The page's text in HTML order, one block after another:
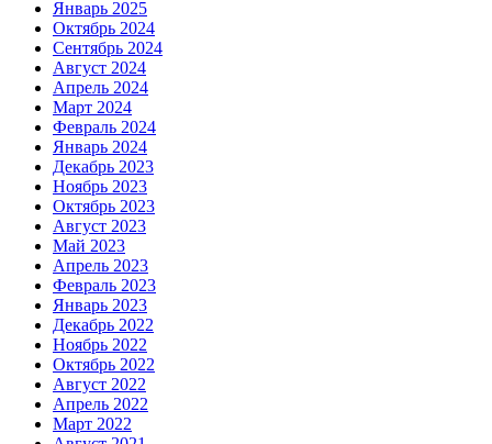
Январь 2025
Октябрь 2024
Сентябрь 2024
Август 2024
Апрель 2024
Март 2024
Февраль 2024
Январь 2024
Декабрь 2023
Ноябрь 2023
Октябрь 2023
Август 2023
Май 2023
Апрель 2023
Февраль 2023
Январь 2023
Декабрь 2022
Ноябрь 2022
Октябрь 2022
Август 2022
Апрель 2022
Март 2022